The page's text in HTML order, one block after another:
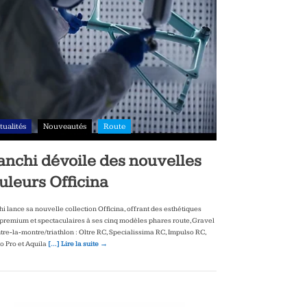
Nouveautés Route
dévoile des nouvelles
Officina
lance sa nouvelle collection Officina, offrant des esthétiques
et spectaculaires à ses cinq modèles phares route, Gravel
triathlon : Oltre RC, Specialissima RC, Impulso RC,
Pro et Aquila […] Lire la suite →